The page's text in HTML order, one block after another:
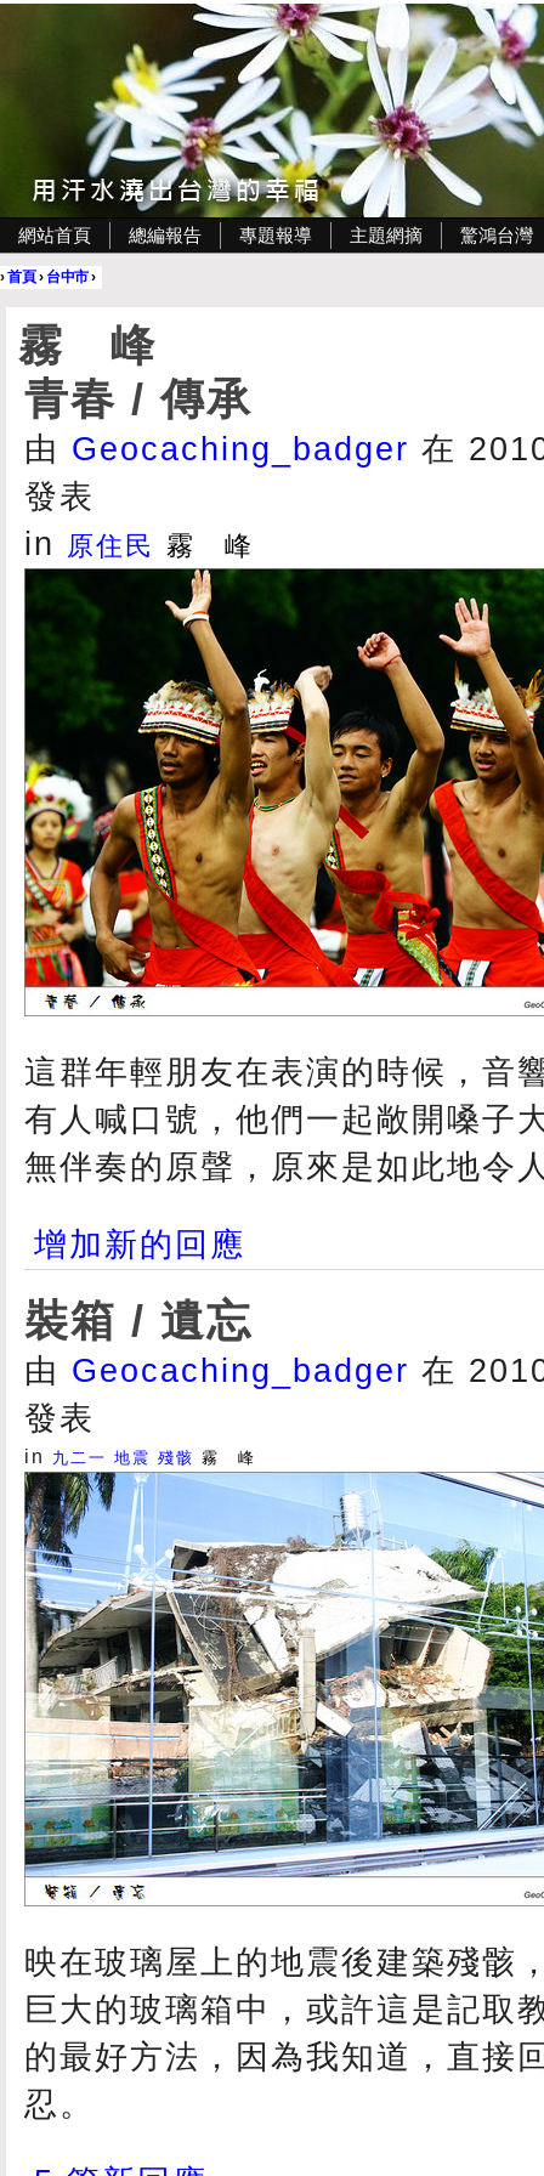
網站首頁 總編報告 專題報導 主題網摘 驚鴻台灣
›首頁› 台中市›
霧 峰
青春 / 傳承
由 Geocaching_badger 在
發表
in
原住民 霧 峰
這群年輕朋友在表演的時候，音
有人喊口號，他們一起敞開嗓子
無伴奏的原聲，原來是如此地令
增加新的回應
裝箱 / 遺忘
由 Geocaching_badger 在
發表
in 九二一 地震 殘骸 霧 峰
映在玻璃屋上的地震後建築殘骸
巨大的玻璃箱中，或許這是記取
的最好方法，因為我知道，直接
忍。